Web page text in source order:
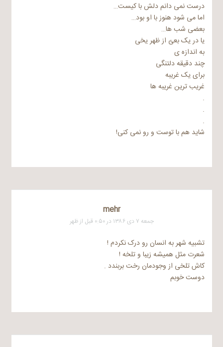
درست نمی دانم دلش با کیست…
اما می شود هنوز با او بود…
بعضی شب ها…
یا در یک بعئ از ظهر یخی
به اندازه ی
چند دقیقه دلتنگی
برای یک غریبه
غریب ترین غریبه ها
.
.
.
شاید هم با توست و رو نمی کنی!
mehr
جمعه ۷ دی ۱۳۸۶ در ۰:۵۰ قبل از ظهر
تشبیه شهر به انسان رو درک نکردم !
شعرت مثل همیشه زیبا و تلخه !
کاش تلخی از وجودمان رخت بربندد .
دوست خوبم